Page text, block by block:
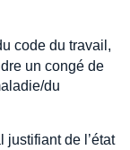
code du travail,
un congé de
du
justifiant de l’état